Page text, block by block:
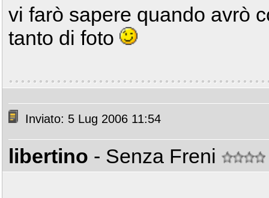
vi farò sapere quando avrò
tanto di foto
Inviato: 5 Lug 2006 11:54
libertino - Senza Freni